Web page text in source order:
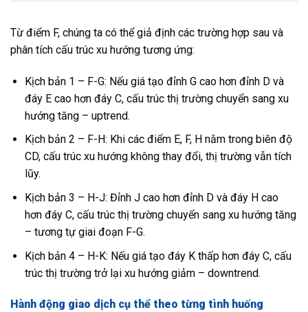
Từ điểm F, chúng ta có thể giả định các trường hợp sau và
phân tích cấu trúc xu hướng tương ứng:
Kịch bản 1 – F-G: Nếu giá tạo đỉnh G cao hơn đỉnh D và
đáy E cao hơn đáy C, cấu trúc thị trường chuyển sang xu
hướng tăng – uptrend.
Kịch bản 2 – F-H: Khi các điểm E, F, H nằm trong biên độ
CD, cấu trúc xu hướng không thay đổi, thị trường vẫn tích
lũy.
Kịch bản 3 – H-J: Đỉnh J cao hơn đỉnh D và đáy H cao
hơn đáy C, cấu trúc thị trường chuyển sang xu hướng tăng
– tương tự giai đoạn F-G.
Kịch bản 4 – H-K: Nếu giá tạo đáy K thấp hơn đáy C, cấu
trúc thị trường trở lại xu hướng giảm – downtrend.
Hành động giao dịch cụ thể theo từng tình huống